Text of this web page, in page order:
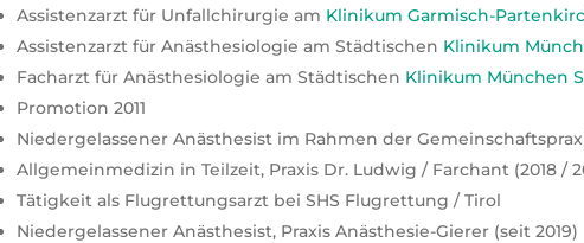
Assistenzarzt für Unfallchirurgie am Klinikum Garmisch-
Assistenzarzt für Anästhesiologie am Städtischen Klinikum
Facharzt für Anästhesiologie am Städtischen Klinikum München
Promotion 2011
Niedergelassener Anästhesist im Rahmen der
Allgemeinmedizin in Teilzeit, Praxis Dr. Ludwig / Farchant (2018 /
Tätigkeit als Flugrettungsarzt bei SHS Flugrettung / Tirol
Niedergelassener Anästhesist, Praxis Anästhesie-Gierer (seit 2019)